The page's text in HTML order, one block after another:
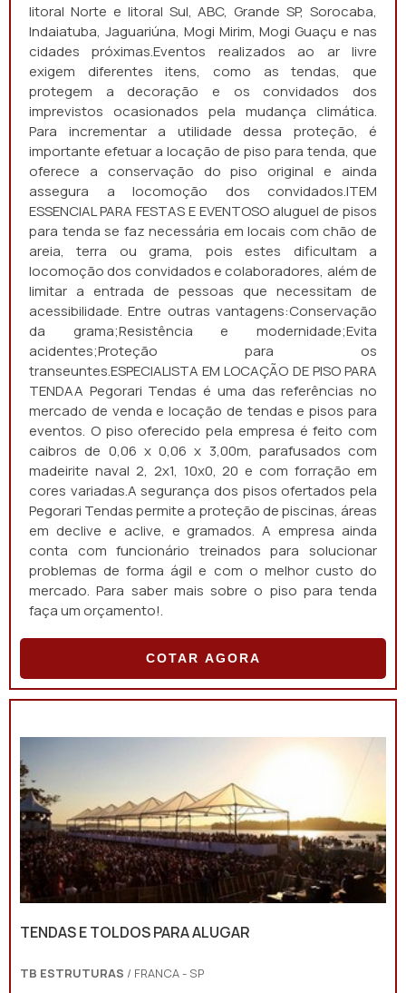
litoral Norte e litoral Sul, ABC, Grande SP, Sorocaba,
Indaiatuba, Jaguariúna, Mogi Mirim, Mogi Guaçu e nas
cidades próximas.Eventos realizados ao ar livre
exigem diferentes itens, como as tendas, que
protegem a decoração e os convidados dos
imprevistos ocasionados pela mudança climática.
Para incrementar a utilidade dessa proteção, é
importante efetuar a locação de piso para tenda, que
oferece a conservação do piso original e ainda
assegura a locomoção dos convidados.ITEM
ESSENCIAL PARA FESTAS E EVENTOSO aluguel de pisos
para tenda se faz necessária em locais com chão de
areia, terra ou grama, pois estes dificultam a
locomoção dos convidados e colaboradores, além de
limitar a entrada de pessoas que necessitam de
acessibilidade. Entre outras vantagens:Conservação
da grama;Resistência e modernidade;Evita
acidentes;Proteção para os
transeuntes.ESPECIALISTA EM LOCAÇÃO DE PISO PARA
TENDAA Pegorari Tendas é uma das referências no
mercado de venda e locação de tendas e pisos para
eventos. O piso oferecido pela empresa é feito com
caibros de 0,06 x 0,06 x 3,00m, parafusados com
madeirite naval 2, 2x1, 10x0, 20 e com forração em
cores variadas.A segurança dos pisos ofertados pela
Pegorari Tendas permite a proteção de piscinas, áreas
em declive e aclive, e gramados. A empresa ainda
conta com funcionário treinados para solucionar
problemas de forma ágil e com o melhor custo do
mercado. Para saber mais sobre o piso para tenda
faça um orçamento!.
COTAR AGORA
TENDAS E TOLDOS PARA ALUGAR
TB ESTRUTURAS / FRANCA - SP